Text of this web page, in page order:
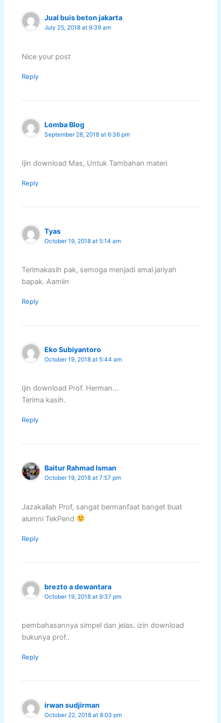
Jual buis beton jakarta
July 25, 2018 at 9:39 am
Nice your post
Reply
Lomba Blog
September 28, 2018 at 6:36 pm
Ijin download Mas, Untuk Tambahan materi
Reply
Tyas
October 19, 2018 at 5:14 am
Terimakasih pak, semoga menjadi amal jariyah
bapak. Aamiin
Reply
Eko Subiyantoro
October 19, 2018 at 5:44 am
Ijin download Prof. Herman…
Terima kasih.
Reply
Baitur Rahmad Isman
October 19, 2018 at 7:57 pm
Jazakallah Prof, sangat bermanfaat banget buat
alumni TekPend
Reply
brezto a dewantara
October 19, 2018 at 9:37 pm
pembahasannya simpel dan jelas. izin download
bukunya prof..
Reply
irwan sudjirman
October 22, 2018 at 8:03 pm